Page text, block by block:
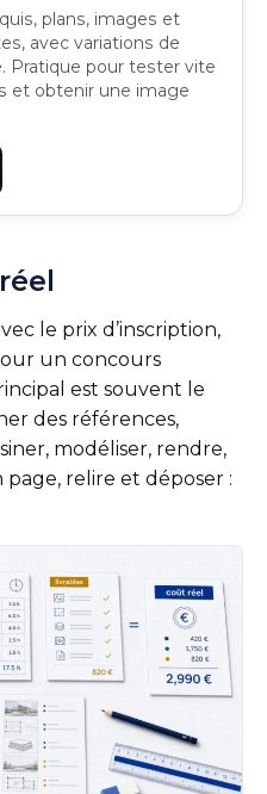
plans, images et
avec variations de
Pratique pour tester vite
et obtenir une image
le prix d’inscription,
un concours
est souvent le
des références,
modéliser, rendre,
relire et déposer :